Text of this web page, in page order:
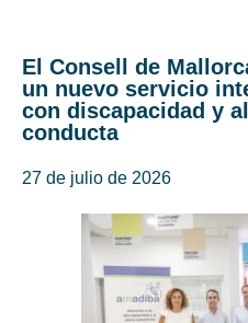
El Consell de
un nuevo servicio
con discapacidad y
conducta
27 de julio de 2026